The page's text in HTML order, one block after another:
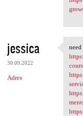
jessica
30.09.2022
Adres